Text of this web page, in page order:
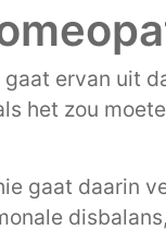
ervan uit
het zou
gaat daarin